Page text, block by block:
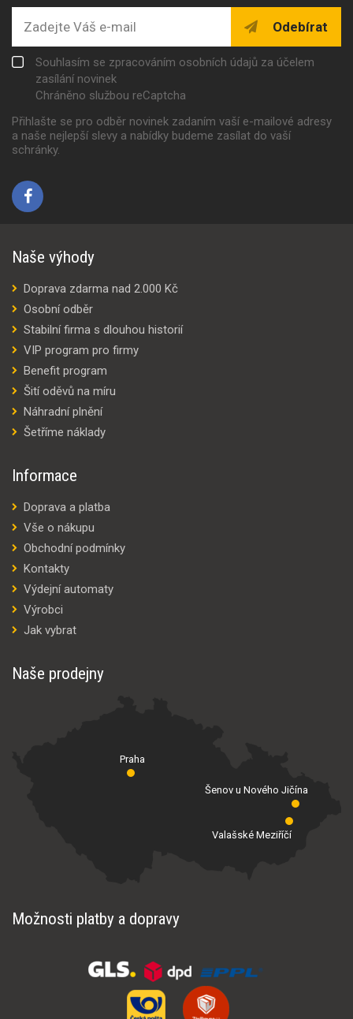
Odebírat
Souhlasím se zpracováním osobních údajů za účelem
zasílání novinek
Chráněno službou reCaptcha
Přihlašte se pro odběr novinek zadaním vaší e-mailové adresy
a naše nejlepší slevy a nabídky budeme zasílat do vaší
schránky.
Naše výhody
Doprava zdarma nad 2.000 Kč
Osobní odběr
Stabilní firma s dlouhou historií
VIP program pro firmy
Benefit program
Šití oděvů na míru
Náhradní plnění
Šetříme náklady
Informace
Doprava a platba
Vše o nákupu
Obchodní podmínky
Kontakty
Výdejní automaty
Výrobci
Jak vybrat
Naše prodejny
Praha
Valašské Meziříčí
Šenov u Nového Jičína
Možnosti platby a dopravy